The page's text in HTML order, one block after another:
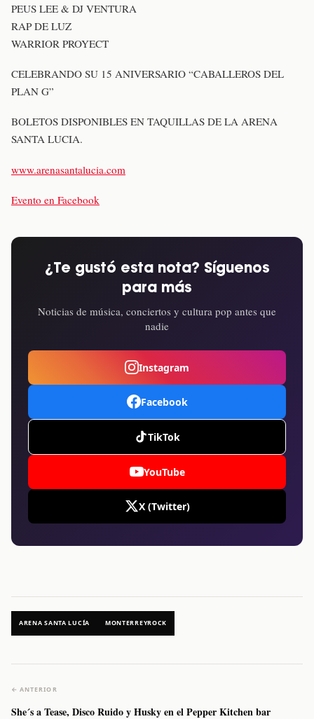
PEUS LEE & DJ VENTURA
RAP DE LUZ
WARRIOR PROYECT
CELEBRANDO SU 15 ANIVERSARIO “CABALLEROS DEL
PLAN G”
BOLETOS DISPONIBLES EN TAQUILLAS DE LA ARENA
SANTA LUCIA.
www.arenasantalucia.com
Evento en Facebook
¿Te gustó esta nota? Síguenos
para más
Noticias de música, conciertos y cultura pop antes que
nadie
Instagram
Facebook
TikTok
YouTube
X (Twitter)
ARENA SANTA LUCÍA MONTERREYROCK
← ANTERIOR
She´s a Tease, Disco Ruido y Husky en el Pepper Kitchen bar